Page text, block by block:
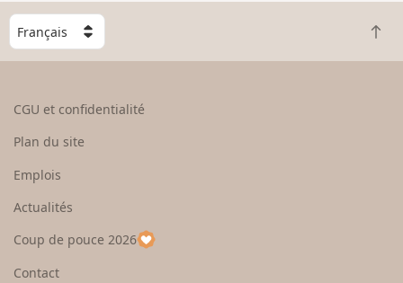
C
h
o
e
u
p
a
R
e
CGU et confidentialité
Plan du site
Emplois
Actualités
Coup de pouce 2026
Contact